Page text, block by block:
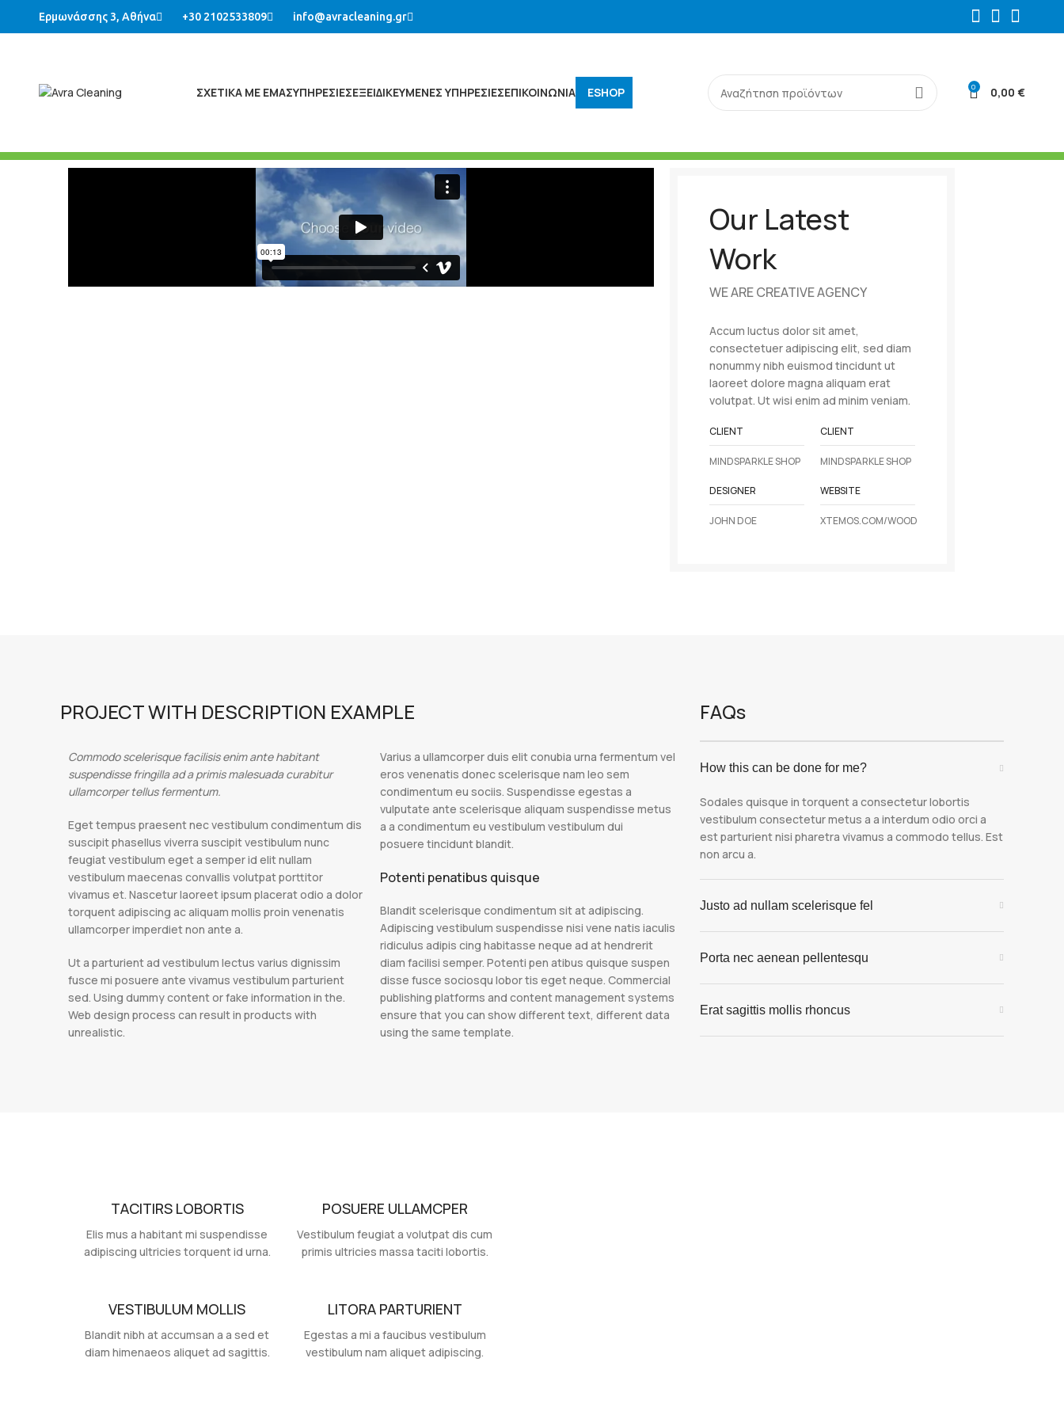
Ερμωνάσσης 3, Αθήνα +30 2102533809 info@avracleaning.gr
ΣΧΕΤΙΚΑ ΜΕ ΕΜΑΣΥΠΗΡΕΣΙΕΣΕΞΕΙΔΙΚΕΥΜΈΝΕΣ ΥΠΗΡΕΣΊΕΣΕΠΙΚΟΙΝΩΝΙΑ ESHOP 0 0,00€
Our Latest
Work
WE ARE CREATIVE AGENCY
Accum luctus dolor sit amet,
consectetuer adipiscing elit, sed diam
nonummy nibh euismod tincidunt ut
laoreet dolore magna aliquam erat
volutpat. Ut wisi enim ad minim veniam.
CLIENT
MINDSPARKLE SHOP
CLIENT
MINDSPARKLE SHOP
DESIGNER
JOHN DOE
WEBSITE
XTEMOS.COM/WOOD
PROJECT WITH DESCRIPTION EXAMPLE
Commodo scelerisque facilisis enim ante habitant
suspendisse fringilla ad a primis malesuada curabitur
ullamcorper tellus fermentum.
Eget tempus praesent nec vestibulum condimentum dis
suscipit phasellus viverra suscipit vestibulum nunc
feugiat vestibulum eget a semper id elit nullam
vestibulum maecenas convallis volutpat porttitor
vivamus et. Nascetur laoreet ipsum placerat odio a dolor
torquent adipiscing ac aliquam mollis proin venenatis
ullamcorper imperdiet non ante a.
Ut a parturient ad vestibulum lectus varius dignissim
fusce mi posuere ante vivamus vestibulum parturient
sed. Using dummy content or fake information in the.
Web design process can result in products with
unrealistic.
Varius a ullamcorper duis elit conubia urna fermentum vel
eros venenatis donec scelerisque nam leo sem
condimentum eu sociis. Suspendisse egestas a
vulputate ante scelerisque aliquam suspendisse metus
a a condimentum eu vestibulum vestibulum dui
posuere tincidunt blandit.
Potenti penatibus quisque
Blandit scelerisque condimentum sit at adipiscing.
Adipiscing vestibulum suspendisse nisi vene natis iaculis
ridiculus adipis cing habitasse neque ad at hendrerit
diam facilisi semper. Potenti pen atibus quisque suspen
disse fusce sociosqu lobor tis eget neque. Commercial
publishing platforms and content management systems
ensure that you can show different text, different data
using the same template.
FAQs
How this can be done for me?
Sodales quisque in torquent a consectetur lobortis
vestibulum consectetur metus a a interdum odio orci a
est parturient nisi pharetra vivamus a commodo tellus. Est
non arcu a.
Justo ad nullam scelerisque fel
Porta nec aenean pellentesqu
Erat sagittis mollis rhoncus
TACITIRS LOBORTIS
Elis mus a habitant mi suspendisse
adipiscing ultricies torquent id urna.
VESTIBULUM MOLLIS
Blandit nibh at accumsan a a sed et
diam himenaeos aliquet ad sagittis.
POSUERE ULLAMCPER
Vestibulum feugiat a volutpat dis cum
primis ultricies massa taciti lobortis.
LITORA PARTURIENT
Egestas a mi a faucibus vestibulum
vestibulum nam aliquet adipiscing.